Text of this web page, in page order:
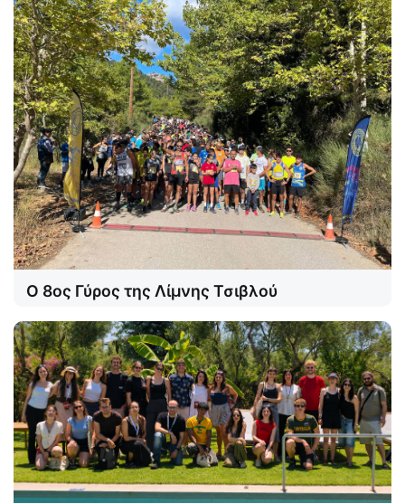
Ο 8ος Γύρος της Λίμνης Τσιβλού